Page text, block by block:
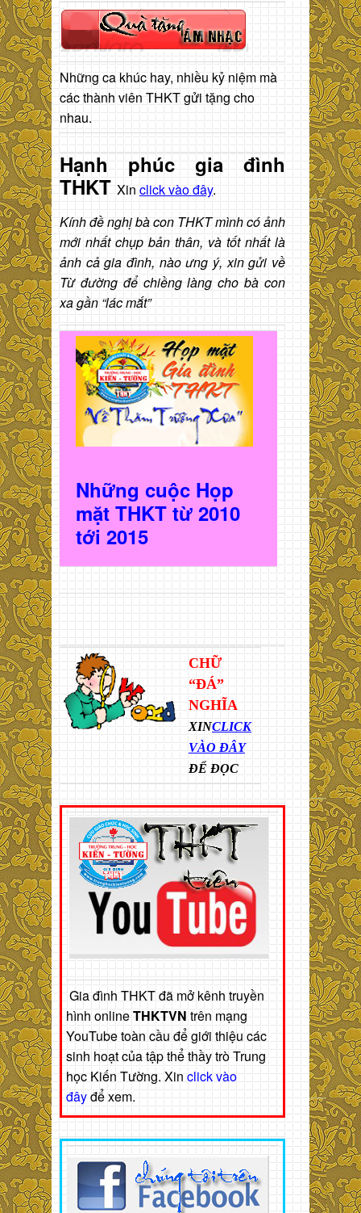
Những ca khúc hay, nhiều kỷ niệm mà
các thành viên THKT gửi tặng cho
nhau.
Hạnh phúc gia đình
THKT Xin click vào đây.
Kính đề nghị bà con THKT mình có ảnh
mới nhất chụp bản thân, và tốt nhất là
ảnh cả gia đình, nào ưng ý, xin gửi về
Từ đường để chiềng làng cho bà con
xa gần “lác mắt”
Những cuộc Họp
mặt THKT từ 2010
tới 2015
CHỮ
“ĐÁ”
NGHĨA
XINCLICK
VÀO ĐÂY
ĐỂ ĐỌC
Gia đình THKT đã mở kênh truyền
hình onlineTHKTVN trên mạng
YouTube toàn cầu để giới thiệu các
sinh hoạt của tập thể thầy trò Trung
học Kiến Tường. Xin click vào
đâyđể xem.